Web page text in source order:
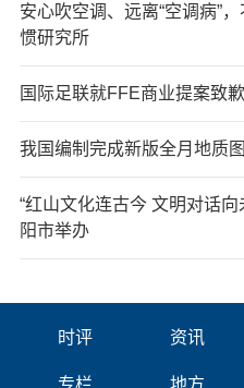
安心吹空调、远离“空调病”
惯研究所
国际足联就FFE商业提案致歉
我国编制完成新版全月地质图
“红山文化连古今 文明对话
阳市举办
时评 资讯
专栏 地方